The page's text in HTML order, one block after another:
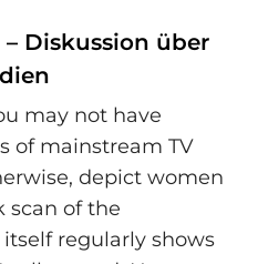
Diskussion über
may not have
of mainstream TV
depict women
scan of the
regularly shows